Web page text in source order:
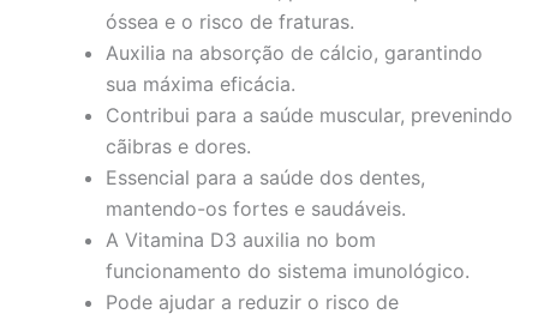
óssea e o risco de fraturas.
Auxilia na absorção de cálcio, garantindo
sua máxima eficácia.
Contribui para a saúde muscular, prevenindo
cãibras e dores.
Essencial para a saúde dos dentes,
mantendo-os fortes e saudáveis.
A Vitamina D3 auxilia no bom
funcionamento do sistema imunológico.
Pode ajudar a reduzir o risco de